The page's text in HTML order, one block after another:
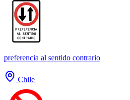
preferencia al sentido contrario
Chile